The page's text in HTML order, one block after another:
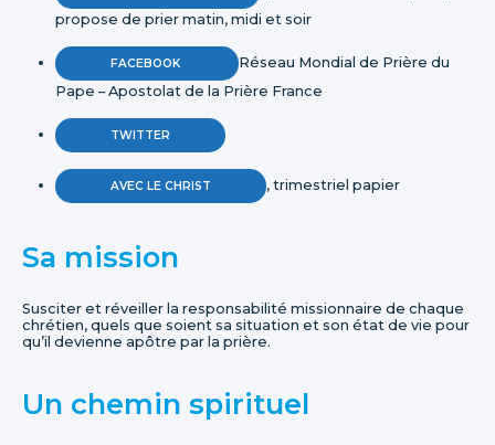
propose de prier matin, midi et soir
FACEBOOK
Réseau Mondial de Prière du
Pape – Apostolat de la Prière France
TWITTER
AVEC LE CHRIST , trimestriel papier
Sa mission
Susciter et réveiller la responsabilité missionnaire de chaque
chrétien, quels que soient sa situation et son état de vie pour
qu’il devienne apôtre par la prière.
Un chemin spirituel